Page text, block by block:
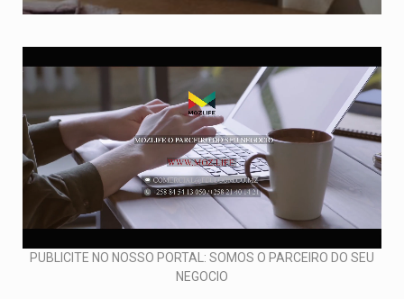
PUBLICITE NO NOSSO PORTAL: SOMOS O PARCEIRO DO SEU
NEGOCIO